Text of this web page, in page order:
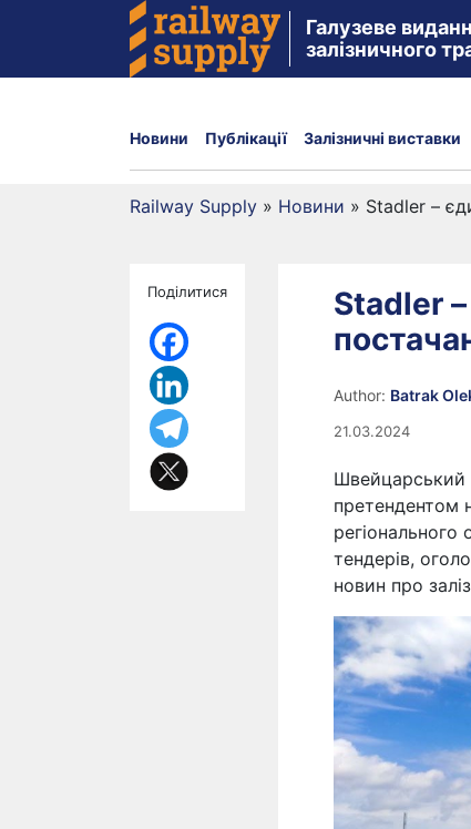
Галузеве
залізничного
Новини Публікації Залізничні виставки
Railway Supply » Новини » Stadler –
Поділитися
Stadler
Author: Batrak
21.03.2024
Швейцарський
претендентом
тендерів,
новин про